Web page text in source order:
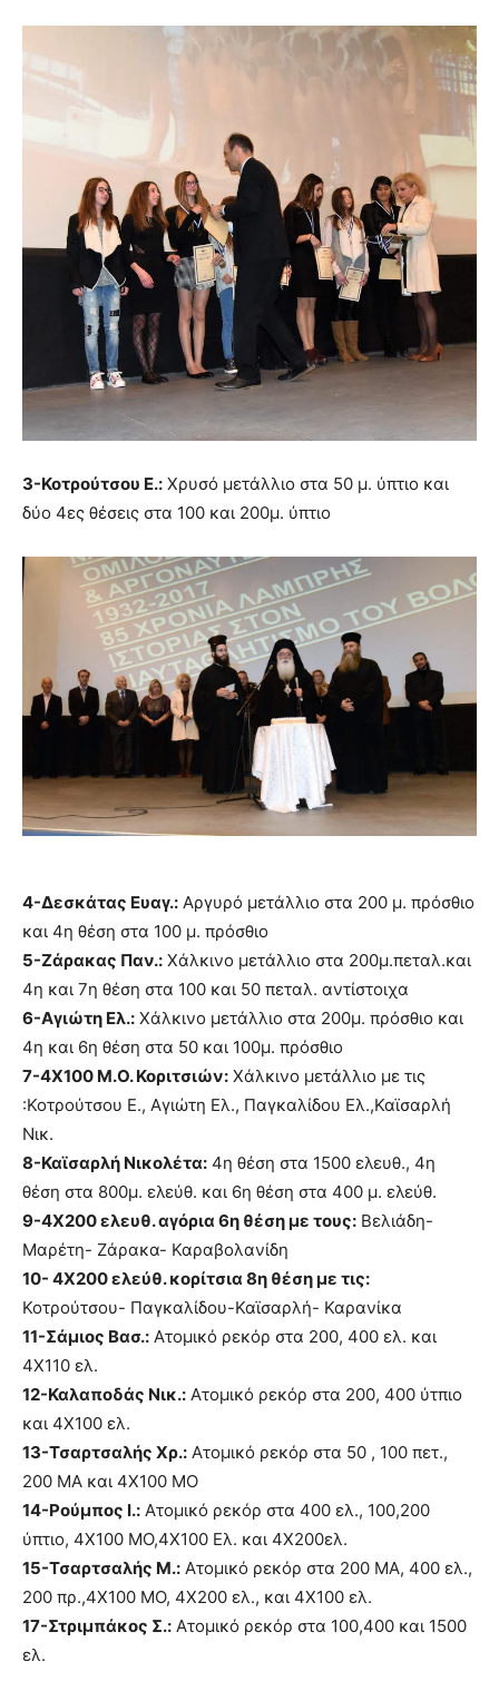
3-Κοτρούτσου Ε.: Χρυσό μετάλλιο στα 50 μ. ύπτιο και
δύο 4ες θέσεις στα 100 και 200μ. ύπτιο
4-Δεσκάτας Ευαγ.: Αργυρό μετάλλιο στα 200 μ. πρόσθιο
και 4η θέση στα 100 μ. πρόσθιο
5-Ζάρακας Παν.: Χάλκινο μετάλλιο στα 200μ.πεταλ.και
4η και 7η θέση στα 100 και 50 πεταλ. αντίστοιχα
6-Αγιώτη Ελ.: Χάλκινο μετάλλιο στα 200μ. πρόσθιο και
4η και 6η θέση στα 50 και 100μ. πρόσθιο
7-4Χ100 Μ.Ο. Κοριτσιών: Χάλκινο μετάλλιο με τις
:Κοτρούτσου Ε., Αγιώτη Ελ., Παγκαλίδου Ελ.,Καϊσαρλή
Νικ.
8-Καϊσαρλή Νικολέτα: 4η θέση στα 1500 ελευθ., 4η
θέση στα 800μ. ελεύθ. και 6η θέση στα 400 μ. ελεύθ.
9-4Χ200 ελευθ. αγόρια 6η θέση με τους: Βελιάδη-
Μαρέτη- Ζάρακα- Καραβολανίδη
10- 4Χ200 ελεύθ. κορίτσια 8η θέση με τις:
Κοτρούτσου- Παγκαλίδου-Καϊσαρλή- Καρανίκα
11-Σάμιος Βασ.: Ατομικό ρεκόρ στα 200, 400 ελ. και
4Χ110 ελ.
12-Καλαποδάς Νικ.: Ατομικό ρεκόρ στα 200, 400 ύτπιο
και 4Χ100 ελ.
13-Τσαρτσαλής Χρ.: Ατομικό ρεκόρ στα 50 , 100 πετ.,
200 ΜΑ και 4Χ100 ΜΟ
14-Ρούμπος Ι.: Ατομικό ρεκόρ στα 400 ελ., 100,200
ύπτιο, 4Χ100 ΜΟ,4Χ100 Ελ. και 4Χ200ελ.
15-Τσαρτσαλής Μ.: Ατομικό ρεκόρ στα 200 ΜΑ, 400 ελ.,
200 πρ.,4Χ100 ΜΟ, 4Χ200 ελ., και 4Χ100 ελ.
17-Στριμπάκος Σ.: Ατομικό ρεκόρ στα 100,400 και 1500
ελ.